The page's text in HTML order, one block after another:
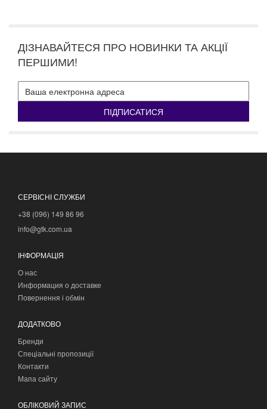
ДІЗНАВАЙТЕСЯ ПРО НОВИНКИ ТА АКЦІЇ
ПЕРШИМИ!
ПІДПИСАТИСЯ
СЕРВІСНІ СЛУЖБИ
+38 (096) 149 86 96
info@gtk.com.ua
ІНФОРМАЦІЯ
О нас
Информация о доставке
Повернення і обмін
ДОДАТКОВО
Бренди
Спеціальні пропозиції
Контакти
Мапа сайту
ОБЛІКОВИЙ ЗАПИС